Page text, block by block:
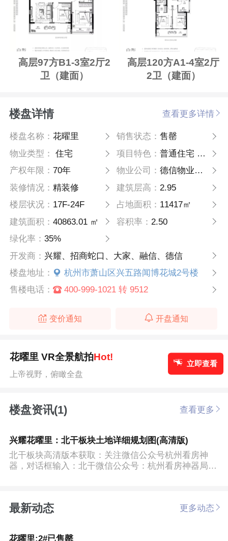
高层97方B1-3室2厅2
卫（建面）
高层120方A1-4室2厅
2卫（建面）
楼盘详情 查看更多详情
楼盘名称：花曜里 销售状态： 售罄
物业类型：
住宅 项目特色： 普通住宅 高层
产权年限：70年 物业公司： 德信物业管理有限公司
装修情况：精装修 建筑层高： 2.95
楼层状况： 17F-24F 占地面积： 11417㎡
建筑面积：40863.01 ㎡ 容积率： 2.50
绿化率：35%
开发商： 兴耀、招商蛇口、大家、融信、德信
楼盘地址：
杭州市萧山区兴五路闻博花城2号楼
售楼电话：
400-999-1021 转 9512
变价通知 开盘通知
花曜里 VR全景航拍Hot!
上帝视野，俯瞰全盘
立即查看
楼盘资讯(1) 查看更多
兴耀花曜里：北干板块土地详细规划图(高清版)
北干板块高清版本获取：关注微信公众号杭州看房神
器，对话框输入：北干微信公众号：杭州看房神器局部
最新动态 更多动态
花曜里:2#已售罄